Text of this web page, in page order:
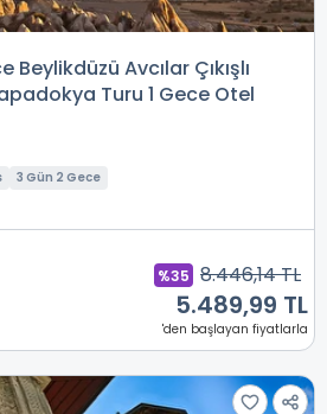
Avcılar Çıkışlı
Turu 1 Gece Otel
3 Gün 2 Gece
%35 8.446,14 TL
5.489,99 TL
'den başlayan fiyatlarla